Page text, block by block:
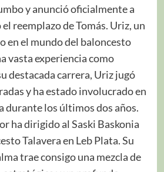
y anunció oficialmente a
reemplazo de Tomás. Uriz, un
en el mundo del baloncesto
vasta experiencia como
destacada carrera, Uriz jugó
y ha estado involucrado en
durante los últimos dos años.
ha dirigido al Saski Baskonia
Talavera en Leb Plata. Su
trae consigo una mezcla de